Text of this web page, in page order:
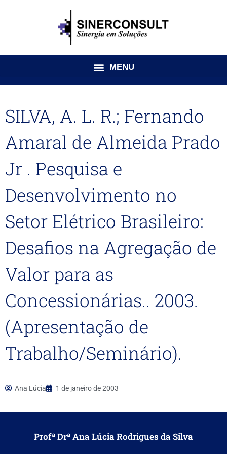
SILVA, A. L. R.; Fernando
Amaral de Almeida Prado
Jr . Pesquisa e
Desenvolvimento no
Setor Elétrico Brasileiro:
Desafios na Agregação de
Valor para as
Concessionárias.. 2003.
(Apresentação de
Trabalho/Seminário).
Ana Lúcia 1 de janeiro de 2003
Profª Drª Ana Lúcia Rodrigues da Silva